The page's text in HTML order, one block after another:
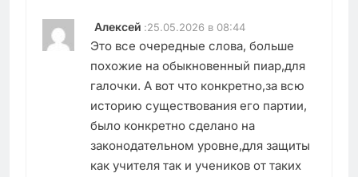
Алексей :25.05.2026 в 08:44
Это все очередные слова, больше
похожие на обыкновенный пиар,для
галочки. А вот что конкретно,за всю
историю существования его партии,
было конкретно сделано на
законодательном уровне,для защиты
как учителя так и учеников от таких